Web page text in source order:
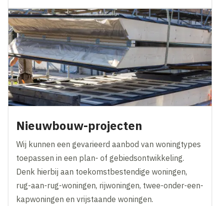
Nieuwbouw-projecten
Wij kunnen een gevarieerd aanbod van woningtypes
toepassen in een plan- of gebiedsontwikkeling.
Denk hierbij aan toekomstbestendige woningen,
rug-aan-rug-woningen, rijwoningen, twee-onder-een-
kapwoningen en vrijstaande woningen.